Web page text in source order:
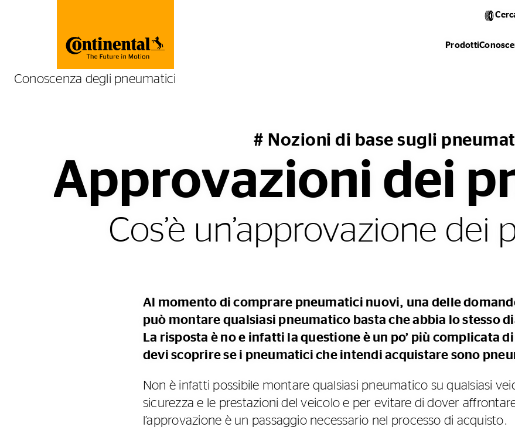
Prodotti
Conoscenza degli pneumatici
# Nozioni di base sugli
Approvazioni dei
Cos’è un’approvazione dei
Al momento di comprare pneumatici nuovi, una delle
può montare qualsiasi pneumatico basta che abbia lo stesso
La risposta è no e infatti la questione è un po’ più complicata
devi scoprire se i pneumatici che intendi acquistare sono
Non è infatti possibile montare qualsiasi pneumatico su qualsiasi
sicurezza e le prestazioni del veicolo e per evitare di dover
l’approvazione è un passaggio necessario nel processo di acquisto.